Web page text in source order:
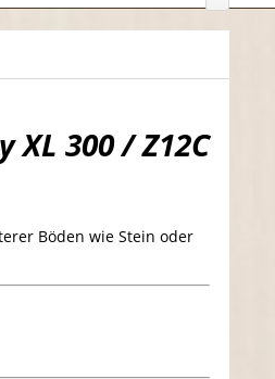
300 / Z12C
Böden wie Stein oder